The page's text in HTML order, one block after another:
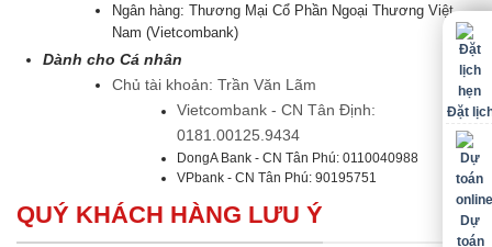
Ngân hàng: Thương Mại Cổ Phần Ngoại Thương Việt
Nam (Vietcombank)
Dành cho Cá nhân
Chủ tài khoản: Trần Văn Lãm
Vietcombank - CN Tân Định:
0181.00125.9434
DongA Bank - CN Tân Phú: 0110040988
VPbank - CN Tân Phú: 90195751
QUÝ KHÁCH HÀNG LƯU Ý
Đặt
Dự
toán